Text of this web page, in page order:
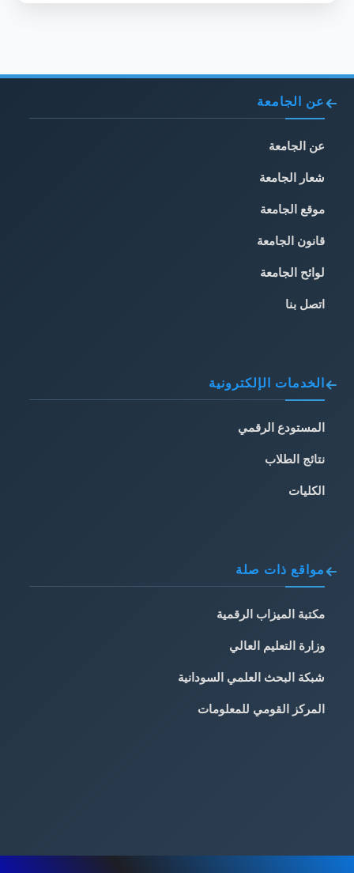
عن الجامعة
عن الجامعة
شعار الجامعة
موقع الجامعة
قانون الجامعة
لوائح الجامعة
اتصل بنا
الخدمات الإلكترونية
المستودع الرقمي
نتائج الطلاب
الكليات
مواقع ذات صلة
مكتبة الميزاب الرقمية
وزارة التعليم العالي
شبكة البحث العلمي السودانية
المركز القومي للمعلومات